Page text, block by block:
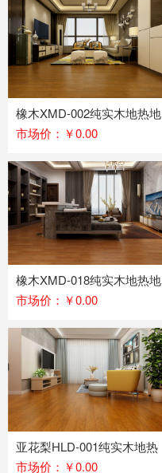
橡木XMD-002纯实木地热地
板
市场价：￥0.00
橡木XMD-018纯实木地热地
板
市场价：￥0.00
亚花梨HLD-001纯实木地热
地板
市场价：￥0.00